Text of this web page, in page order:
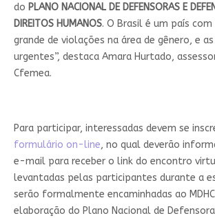
do PLANO NACIONAL DE DEFENSORAS E
DIREITOS HUMANOS. O Brasil é um país
grande de violações na área de gênero, e
urgentes”, destaca Amara Hurtado,
Cfemea.
Para participar, interessadas devem se
formulário on-line, no qual deverão
e-mail para receber o link do encontro
levantadas pelas participantes durante a
serão formalmente encaminhadas ao
elaboração do Plano Nacional de